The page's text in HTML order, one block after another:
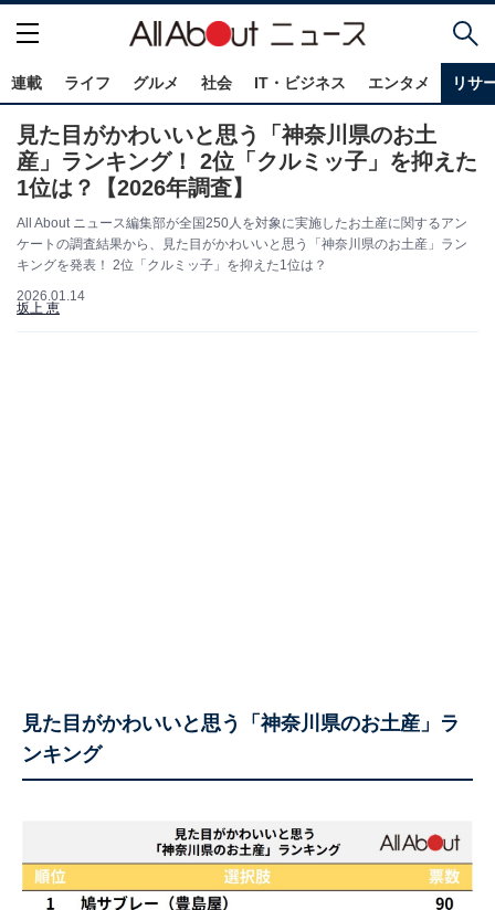
連載 ライフ グルメ 社会 IT・ビジネス エンタメ リサ
見た目がかわいいと思う「神奈川県のお土
産」ランキング！ 2位「クルミッ子」を抑えた
1位は？【2026年調査】
All About ニュース編集部が全国250人を対象に実施したお土産に関するアン
ケートの調査結果から、見た目がかわいいと思う「神奈川県のお土産」ラン
キングを発表！ 2位「クルミッ子」を抑えた1位は？
2026.01.14
坂上 恵
見た目がかわいいと思う「神奈川県のお土産」ラ
ンキング